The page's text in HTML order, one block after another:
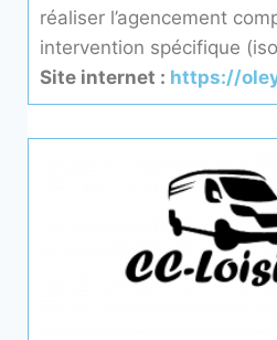
réaliser l’agencement
intervention spécifique
Site internet : https://